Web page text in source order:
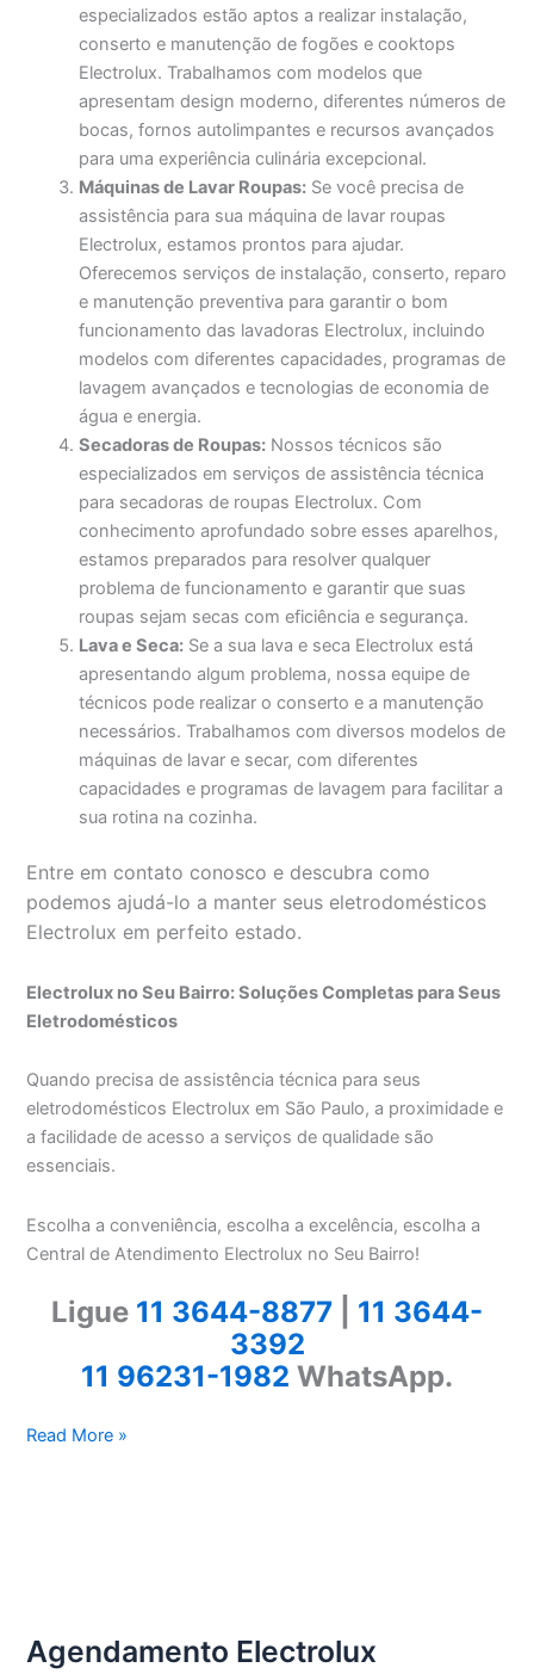
especializados estão aptos a realizar instalação,
conserto e manutenção de fogões e cooktops
Electrolux. Trabalhamos com modelos que
apresentam design moderno, diferentes números de
bocas, fornos autolimpantes e recursos avançados
para uma experiência culinária excepcional.
Máquinas de Lavar Roupas: Se você precisa de
assistência para sua máquina de lavar roupas
Electrolux, estamos prontos para ajudar.
Oferecemos serviços de instalação, conserto, reparo
e manutenção preventiva para garantir o bom
funcionamento das lavadoras Electrolux, incluindo
modelos com diferentes capacidades, programas de
lavagem avançados e tecnologias de economia de
água e energia.
Secadoras de Roupas: Nossos técnicos são
especializados em serviços de assistência técnica
para secadoras de roupas Electrolux. Com
conhecimento aprofundado sobre esses aparelhos,
estamos preparados para resolver qualquer
problema de funcionamento e garantir que suas
roupas sejam secas com eficiência e segurança.
Lava e Seca: Se a sua lava e seca Electrolux está
apresentando algum problema, nossa equipe de
técnicos pode realizar o conserto e a manutenção
necessários. Trabalhamos com diversos modelos de
máquinas de lavar e secar, com diferentes
capacidades e programas de lavagem para facilitar a
sua rotina na cozinha.
Entre em contato conosco e descubra como
podemos ajudá-lo a manter seus eletrodomésticos
Electrolux em perfeito estado.
Electrolux no Seu Bairro: Soluções Completas para Seus
Eletrodomésticos
Quando precisa de assistência técnica para seus
eletrodomésticos Electrolux em São Paulo, a proximidade e
a facilidade de acesso a serviços de qualidade são
essenciais.
Escolha a conveniência, escolha a excelência, escolha a
Central de Atendimento Electrolux no Seu Bairro!
Ligue 11 3644-8877
11 3644-
3392
11 96231-1982 WhatsApp.
Electrolux
Read More »
Agendamento Electrolux